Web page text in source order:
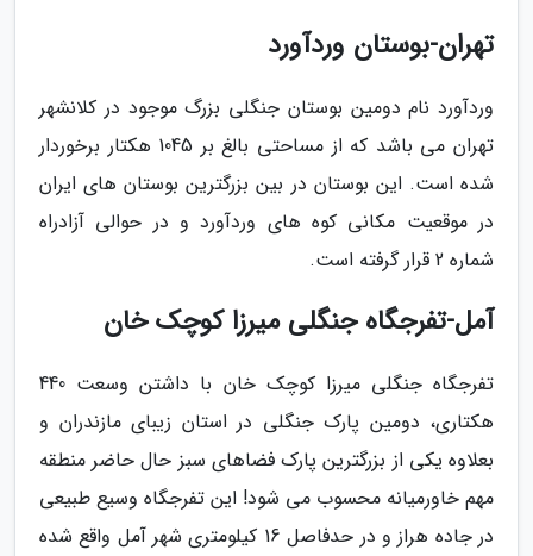
تهران-بوستان وردآورد
وردآورد نام دومین بوستان جنگلی بزرگ موجود در کلانشهر
تهران می باشد که از مساحتی بالغ بر 1045 هکتار برخوردار
شده است. این بوستان در بین بزرگترین بوستان های ایران
در موقعیت مکانی کوه های وردآورد و در حوالی آزادراه
شماره 2 قرار گرفته است.
آمل-تفرجگاه جنگلی میرزا کوچک خان
تفرجگاه جنگلی میرزا کوچک خان با داشتن وسعت 440
هکتاری، دومین پارک جنگلی در استان زیبای مازندران و
بعلاوه یکی از بزرگترین پارک فضاهای سبز حال حاضر منطقه
مهم خاورمیانه محسوب می شود! این تفرجگاه وسیع طبیعی
در جاده هراز و در حدفاصل 16 کیلومتری شهر آمل واقع شده